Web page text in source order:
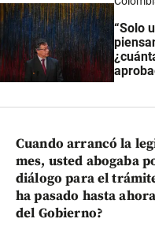
“Solo
Cuando arrancó la
mes, usted abogaba
diálogo para el
ha pasado hasta
del Gobierno?